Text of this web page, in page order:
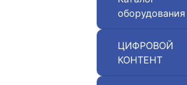
оборудования
ЦИФРОВОЙ
КОНТЕНТ